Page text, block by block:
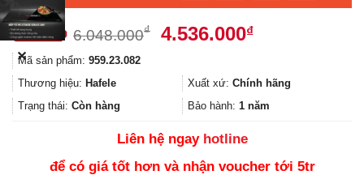
6.048.000₫
Giá
6.048.000₫.
4.536.000₫Giá
là:
4.536.000₫.
Mã sản phẩm: 959.23.082
Thương hiệu: Hafele Xuất xứ: Chính hãng
Trạng thái: Còn hàng Bảo hành: 1 năm
Liên hệ ngay hotline
để có giá tốt hơn và nhận voucher tới 5tr
✕